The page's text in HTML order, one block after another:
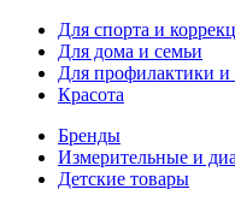
Для спорта и
Для дома и семьи
Для профилактики и
Красота
Бренды
Измерительные и
Детские товары